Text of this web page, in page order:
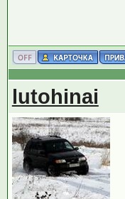
lutohinai